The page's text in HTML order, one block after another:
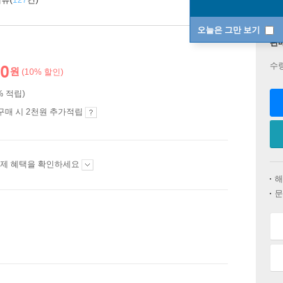
오늘은 그만 보기
원 (10% 할인)
적립)
매 시 2천원 추가적립
혜택을 확인하세요
판
수